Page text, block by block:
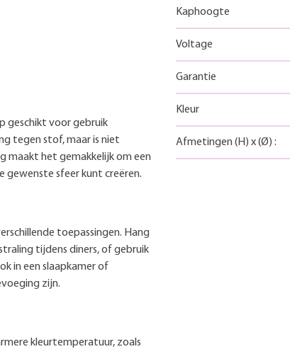
geschikt voor gebruik
tegen stof, maar is niet
maakt het gemakkelijk om een
gewenste sfeer kunt creëren.
toepassingen. Hang
tijdens diners, of gebruik
in een slaapkamer of
zijn.
kleurtemperatuur, zoals
Kaphoogte
Voltage
Garantie
Kleur
Afmetingen (H) x(Ø) :